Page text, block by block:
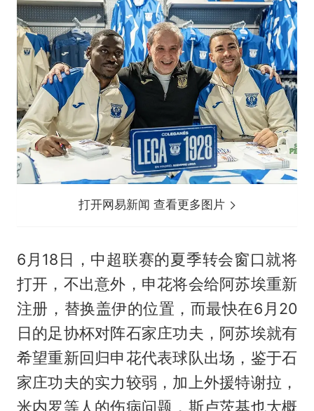
打开网易新闻 查看更多图片
6月18日，中超联赛的夏季转会窗口就将
打开，不出意外，申花将会给阿苏埃重新
注册，替换盖伊的位置，而最快在6月20
日的足协杯对阵石家庄功夫，阿苏埃就有
希望重新回归申花代表球队出场，鉴于石
家庄功夫的实力较弱，加上外援特谢拉，
米内罗等人的伤病问题，斯卢茨基也大概